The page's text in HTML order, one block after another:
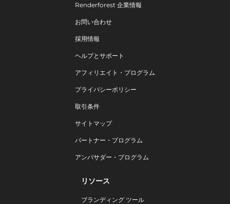
Renderforest 企業情報
お問い合わせ
採用情報
ヘルプとサポート
アフィリエイト・プログラム
プライバシーポリシー
取引条件
サイトマップ
パートナー・プログラム
アンバサダー・プログラム
リソース
ブランディング ツール